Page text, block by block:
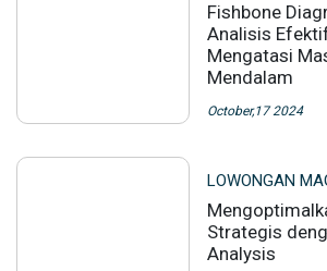
Fishbone
Analisis
Mengatasi
Mendalam
October,17 2024
LOWONGAN
Strategis
Analysis